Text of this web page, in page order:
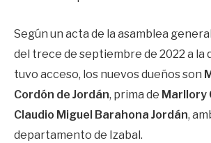
Según un acta de la asamblea
del trece de septiembre de 2022 a la
tuvo acceso, los nuevos dueños son
Cordón de Jordán, prima de Marllory
Claudio Miguel Barahona Jordán,
departamento de Izabal.